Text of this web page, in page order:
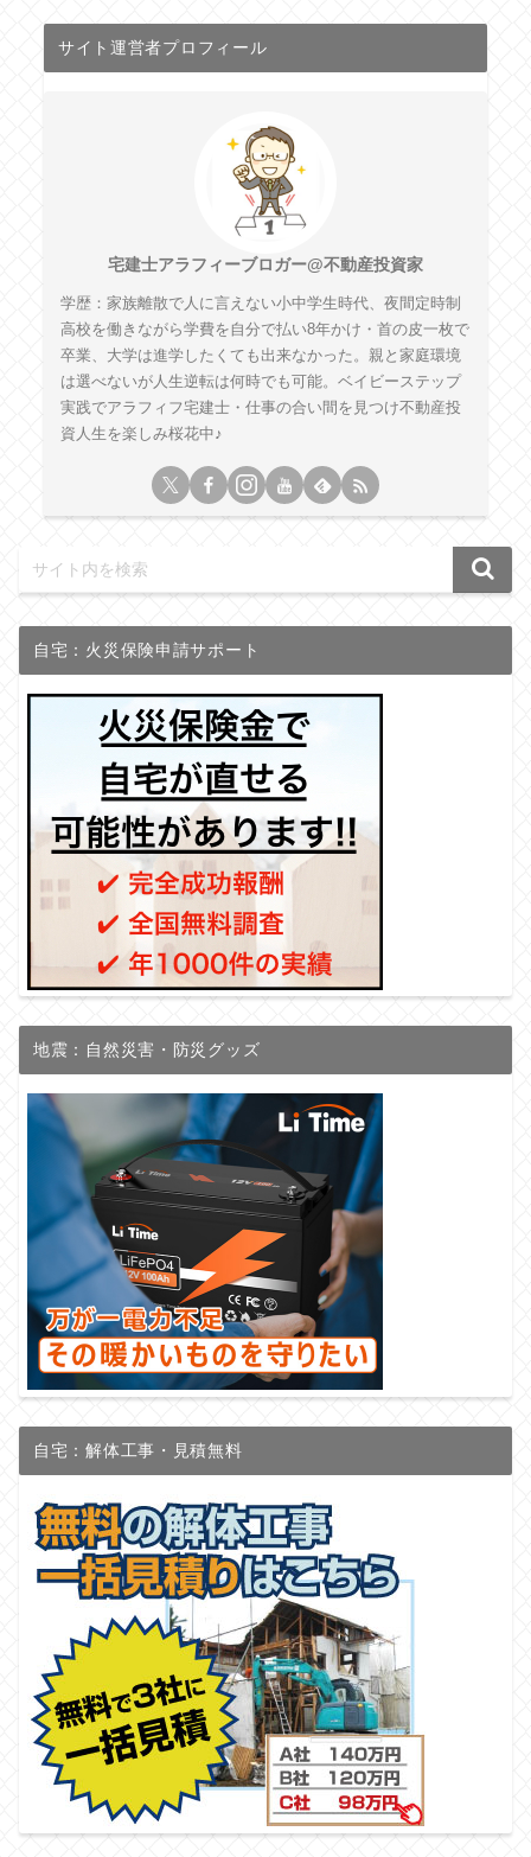
サイト運営者プロフィール
宅建士アラフィーブロガー@不動産投資家
学歴：家族離散で人に言えない小中学生時代、夜間定時制
高校を働きながら学費を自分で払い8年かけ・首の皮一枚で
卒業、大学は進学したくても出来なかった。親と家庭環境
は選べないが人生逆転は何時でも可能。ベイビーステップ
実践でアラフィフ宅建士・仕事の合い間を見つけ不動産投
資人生を楽しみ桜花中♪
自宅：火災保険申請サポート
地震：自然災害・防災グッズ
自宅：解体工事・見積無料